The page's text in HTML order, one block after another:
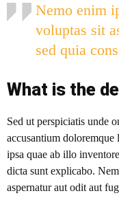
Nemo enim
voluptas sit
sed quia
What is the
Sed ut perspiciatis unde
accusantium doloremque
ipsa quae ab illo
dicta sunt explicabo.
aspernatur aut odit aut